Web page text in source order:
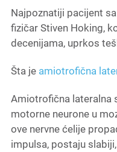
Najpoznatiji pacijent
fizičar Stiven Hoking,
decenijama, uprkos
Šta je amiotrofična
Amiotrofična lateralna
motorne neurone u
ove nervne ćelije
impulsa, postaju